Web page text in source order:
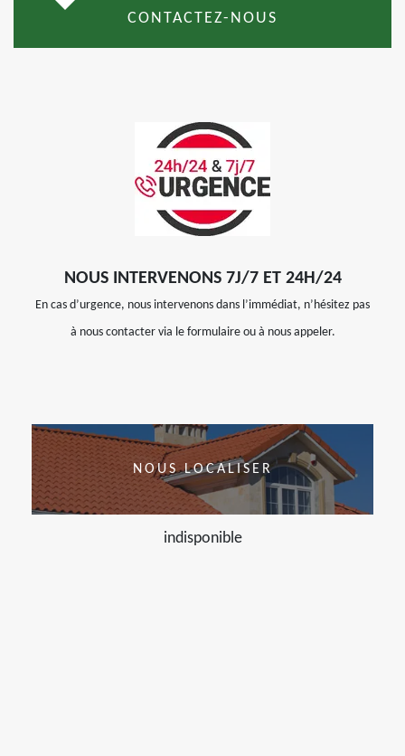
CONTACTEZ-NOUS
NOUS INTERVENONS 7J/7 ET 24H/24
En cas d’urgence, nous intervenons dans l’immédiat, n’hésitez pas
à nous contacter via le formulaire ou à nous appeler.
NOUS LOCALISER
indisponible